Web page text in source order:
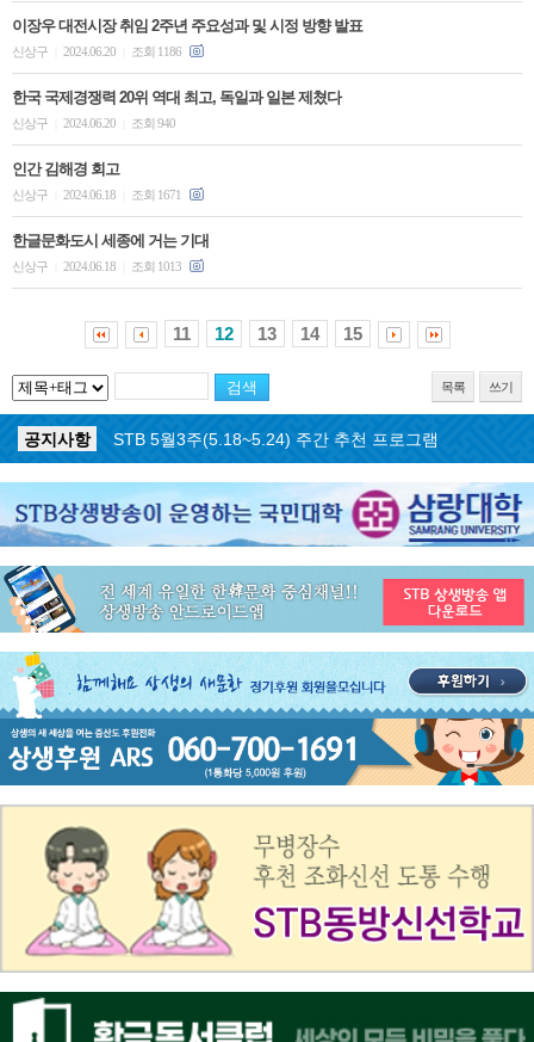
이장우 대전시장 취임 2주년 주요성과 및 시정 방향 발표
신상구 2024.06.20 조회 1186
한국 국제경쟁력 20위 역대 최고, 독일과 일본 제쳤다
신상구 2024.06.20 조회 940
인간 김해경 회고
신상구 2024.06.18 조회 1671
한글문화도시 세종에 거는 기대
신상구 2024.06.18 조회 1013
11 12 13 14 15
목록 쓰기
공지사항 ON AIR 서비스 장애 복구 안내
공지사항
STB 5월4주(5.25~5.31) 주간 추천 프로그램
공지사항
STB 5월3주(5.18~5.24) 주간 추천 프로그램
공지사항
STB 4월마지막주(4.27~5.3) 주간 추천 프로그램
STB 4월4주(4.20~4.26) 주간 추천 프로그램
공지사항
STB 4월2주(4.6~4.12) 주간 추천 프로그램
공지사항
STB 4월1주(3.30~4.5) 주간 추천 프로그램
공지사항
STB 3월4주(3.23~3.29) 주간 추천 프로그램